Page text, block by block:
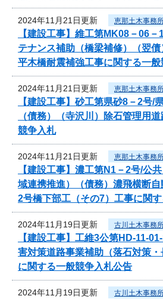
2024年11月21日更新 恵那土木事務
【建設工事】維工第MK08－06
テナンス補助（橋梁補修）（翌債
平木橋耐震補強工事に関する一般
2024年11月21日更新 恵那土木事務
【建設工事】砂工第県砂8－2号
（債務）（寺沢川）除石管理用
競争入札
2024年11月21日更新 恵那土木事務
【建設工事】濃工第N1－2号/公
域連携推進）（債務）濃飛横断
2号橋下部工（その7）工事に関
2024年11月19日更新 古川土木事務
【建設工事】工維3公第HD-11-
害対策道路事業補助（落石対策
に関する一般競争入札公告
2024年11月19日更新 古川土木事務